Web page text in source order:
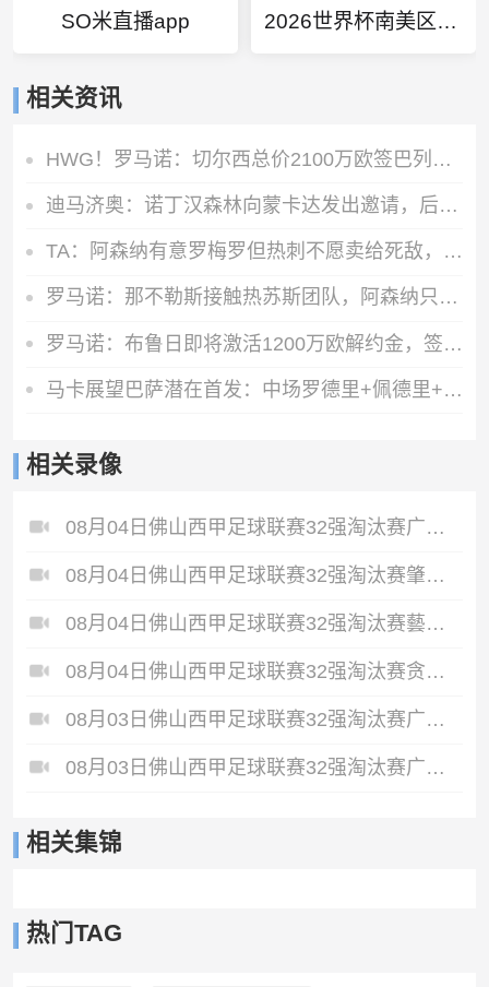
SO米直播app 2026世界杯南美区预选赛规则
相关资讯
HWG！罗马诺：切尔西总价2100万欧签巴列卡诺28岁左后卫查瓦里亚
迪马济奥：诺丁汉森林向蒙卡达发出邀请，后者可能前往英超发展
TA：阿森纳有意罗梅罗但热刺不愿卖给死敌，马竞国米是最可能下家
罗马诺：那不勒斯接触热苏斯团队，阿森纳只接受永久转会
罗马诺：布鲁日即将激活1200万欧解约金，签下马略卡前锋比尔希利
马卡展望巴萨潜在首发：中场罗德里+佩德里+奥尔莫 阿德耶米中锋
相关录像
08月04日佛山西甲足球联赛32强淘汰赛广东西南建设VS香港圣徒全场录像
08月04日佛山西甲足球联赛32强淘汰赛肇庆恒骏成VS三七互娱全场录像
08月04日佛山西甲足球联赛32强淘汰赛藝品高國際VS湛江狂狼·粵辉能源全场录像
08月04日佛山西甲足球联赛32强淘汰赛贪玩游戏VS美的薪火全场录像
08月03日佛山西甲足球联赛32强淘汰赛广州求信VS顺德新青年全场录像
08月03日佛山西甲足球联赛32强淘汰赛广州蜀地红VS广州戴拿模全场录像
相关集锦
热门TAG